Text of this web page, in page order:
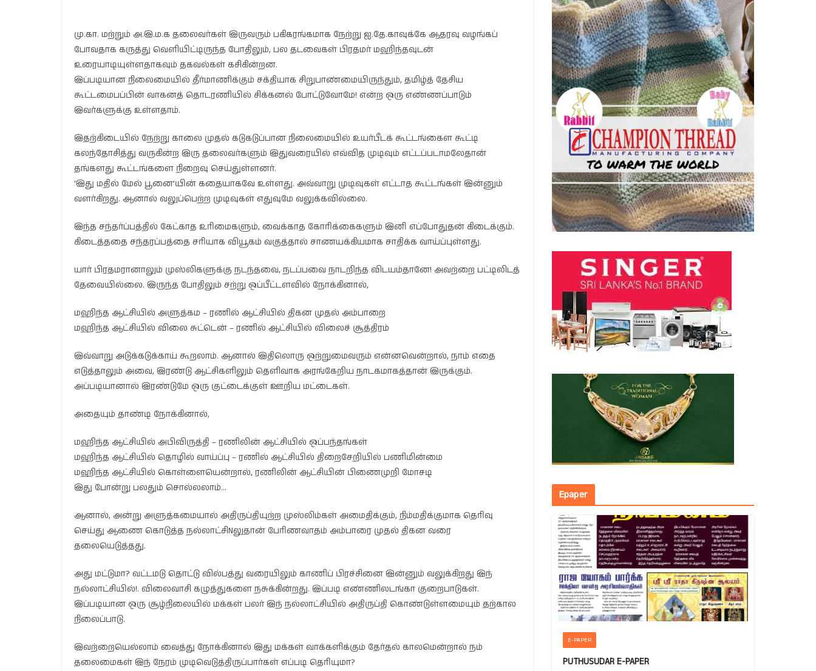
மு.கா. மற்றும் அ.இ.ம.க தலைவர்கள் இருவரும் பகிகரங்கமாக நேற்று ஐ.தே.காவுக்கே ஆதரவு வழங்கப்
போவதாக கருத்து வெளியிட்டிருந்த போதிலும், பல தடவைகள் பிரதமர் மஹிந்தவுடன்
உரையாடியுள்ளதாகவும் தகவல்கள் கசிகின்றன.
இப்படியான நிலைமையில் தீர்மாணிக்கும் சக்தியாக சிறுபாண்மையிருந்தும், தமிழ்த் தேசிய
கூட்டமைபப்பின் வாகனத் தொடரணியில் சிக்கனல் போட்டுவோமே! என்ற ஒரு எண்ணப்பாடும்
இவர்களுக்கு உள்ளதாம்.
இதற்கிடையில் நேற்று காலை முதல் கடுகடுப்பான நிலைமையில் உயர்பீடக் கூட்டங்கைள கூட்டி
கலந்தோசித்து வருகின்ற இரு தலைவர்களும் இதுவரையில் எவ்வித முடிவும் எட்டப்படாமலேதான்
தங்களது கூட்டங்களை நிறைவு செய்துள்ளனர்.
‘இது மதில் மேல் பூனை’யின் கதையாகவே உள்ளது. அவ்வாறு முடிவுகள் எட்டாத கூட்டங்கள் இன்னும்
வளர்கிறது. ஆனால் வலுப்பெற்ற முடிவுகள் எதுவுமே வலுக்கவில்லை.
இந்த சந்தர்ப்பத்தில் கேட்காத உரிமைகளும், வைக்காத கோரிக்கைகளும் இனி எப்போதுதன் கிடைக்கும்.
கிடைத்ததை சந்தரப்பத்தை சரியாக வியூகம் வகுத்தால் சாணயக்கியமாக சாதிக்க வாய்ப்புள்ளது.
யார் பிரதமரானாலும் முஸ்லிகளுக்கு நடந்தவை, நடப்பவை நாடறிந்த விடயம்தானே! அவற்றை பட்டிலிடத்
தேவையில்லை. இருந்த போதிலும் சற்று ஒப்பீட்டளவில் நோக்கினால்,
மஹிந்த ஆட்சியில் அளுத்கம – ரணில் ஆட்சியில் திகன முதல் அம்பாறை
மஹிந்த ஆட்சியில் விலை சுட்டென் – ரணில் ஆட்சியில் விலைச் சூத்திரம்
இவ்வாறு அடுக்கடுக்காய் கூறலாம். ஆனால் இதிலொரு ஒற்றுமைவரும் என்னவென்றால், நாம் எதை
எடுத்தாலும் அவை, இரண்டு ஆட்சிகளிலும் தெளிவாக அரங்கேறிய நாடகமாகத்தான் இருக்கும்.
அப்படியானால் இரண்டுமே ஒரு குட்டைக்குள் ஊறிய மட்டைகள்.
அதையும் தாண்டி நோக்கினால்,
மஹிந்த ஆட்சியில் அபிவிருத்தி – ரணிலின் ஆட்சியில் ஒப்பந்தங்கள்
மஹிந்த ஆட்சியில் தொழில் வாய்ப்பு – ரணில் ஆட்சியில் திறைசேறியில் பணிமின்மை
மஹிந்த ஆட்சியில் கொள்ளையென்றால், ரணிலின் ஆட்சியின் பிணைமுறி மோசடி
இது போன்று பலதும் சொல்லலாம்…
ஆனால், அன்று அளுத்கமையால் அதிருப்தியுற்ற முஸ்லிம்கள் அமைதிக்கும், நிம்மதிக்குமாக தெரிவு
செய்து ஆணை கொடுத்த நல்லாட்சிNலுதான் பேரிணவாதம் அம்பாரை முதல் திகன வரை
தலையெடுத்தது.
அது மட்டுமா? வட்டமடு தொட்டு வில்பத்து வரையிலும் காணிப் பிரச்சினை இன்னும் வலுக்கிறது இந்
நல்லாட்சியில்!. விலைவாசி கழுத்துகளை நசுக்கின்றது. இப்படி எண்ணிலடங்கா குறைபாடுகள்.
இப்படியான ஒரு சூழ்நிலையில் மக்கள் பலர் இந் நல்லாட்சியில் அதிருப்தி கொண்டுள்ளமையும் தற்கால
நிலைப்பாடு.
இவற்றையெல்லாம் வைத்து நோக்கினால் இது மக்கள் வாக்களிக்கும் தேர்தல் காலமென்றால் நம்
தலைமைகள் இந் நேரம் முடிவெடுத்திருப்பார்கள் எப்படி தெரியுமா?
Epaper
E-PAPER
PUTHUSUDAR E-PAPER